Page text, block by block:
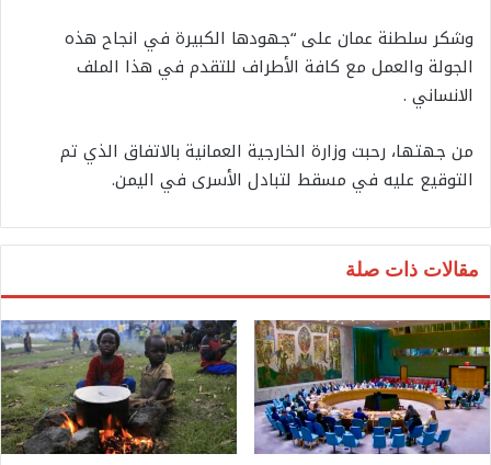
وشكر سلطنة عمان على “جهودها الكبيرة في انجاح هذه
الجولة والعمل مع كافة الأطراف للتقدم في هذا الملف
الانساني .
من جهتها، رحبت وزارة الخارجية العمانية بالاتفاق الذي تم
التوقيع عليه في مسقط لتبادل الأسرى في اليمن.
مقالات ذات صلة